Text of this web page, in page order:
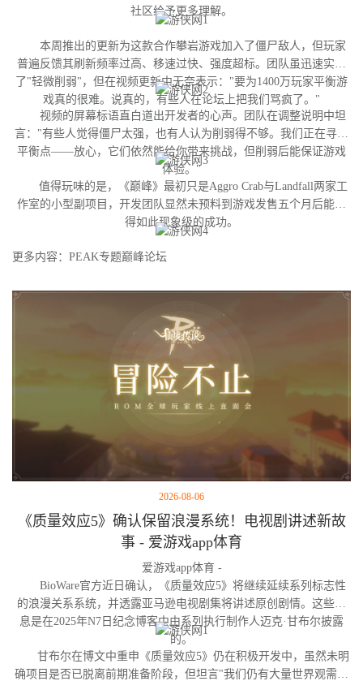
社区给予更多理解。
本周推出的更新为这款合作攀岩游戏加入了僵尸敌人，但玩家
普遍反馈其刷新频率过高、移速过快、强度超标。团队虽迅速实施
了"轻微削弱"，但在视频更新中无奈表示："要为1400万玩家平衡游
戏真的很难。说真的，有些人在论坛上把我们骂疯了。"
视频的屏幕标语直白道出开发者的心声。团队在调整说明中坦
言："有些人觉得僵尸太强，也有人认为削弱得不够。我们正在寻找
平衡点——放心，它们依然能给你带来挑战，但削弱后能保证游戏
体验。"
值得玩味的是，《巅峰》最初只是Aggro Crab与Landfall两家工
作室的小型副项目，开发团队显然未预料到游戏发售五个月后能获
得如此现象级的成功。
更多内容：PEAK专题巅峰论坛
2026-08-06
《质量效应5》确认保留浪漫系统！电视剧讲述新故
事 - 爱游戏app体育
爱游戏app体育 -
BioWare官方近日确认，《质量效应5》将继续延续系列标志性
的浪漫关系系统，并透露亚马逊电视剧集将讲述原创剧情。这些消
息是在2025年N7日纪念博客中由系列执行制作人迈克·甘布尔披露
的。
甘布尔在博文中重申《质量效应5》仍在积极开发中，虽然未明
确项目是否已脱离前期准备阶段，但坦言"我们仍有大量世界观需要